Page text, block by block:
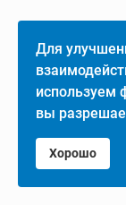
Для
используем
вы
Хорошо